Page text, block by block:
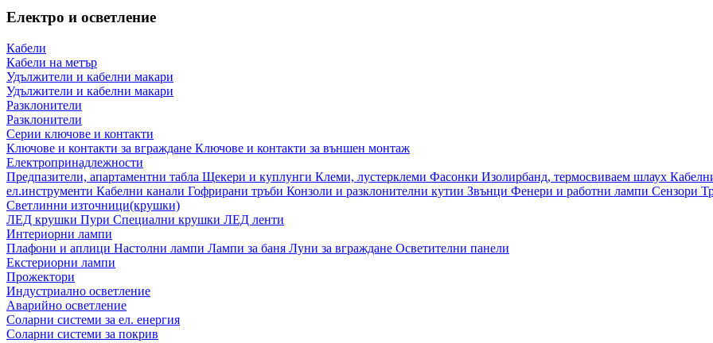
Електро и осветление
Кабели
Кабели на метър
Удължители и кабелни макари
Удължители и кабелни макари
Разклонители
Разклонители
Серии ключове и контакти
Ключове и контакти за вграждане Ключове и контакти за външен монтаж
Електропринадлежности
Предпазители, апартаментни табла Щекери и куплунги Клеми, лустерклеми Фасонки Изолирбанд, термосвиваем шлаух
ел.инструменти Кабелни канали Гофрирани тръби Конзоли и разклонителни кутии Звънци Фенери и работни лампи Сензори
Светлинни източници(крушки)
ЛЕД крушки Пури Специални крушки ЛЕД ленти
Интериорни лампи
Плафони и аплици Настолни лампи Лампи за баня Луни за вграждане Осветителни панели
Екстериорни лампи
Прожектори
Индустриално осветление
Аварийно осветление
Соларни системи за ел. енергия
Соларни системи за покрив